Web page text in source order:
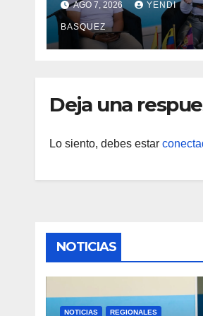
reinauguración del
La Mora
AGO 7, 2026 YENDI
BASQUEZ
Deja una
Lo siento, debes estar
NOTICIAS
NOTICIAS REGIONALES